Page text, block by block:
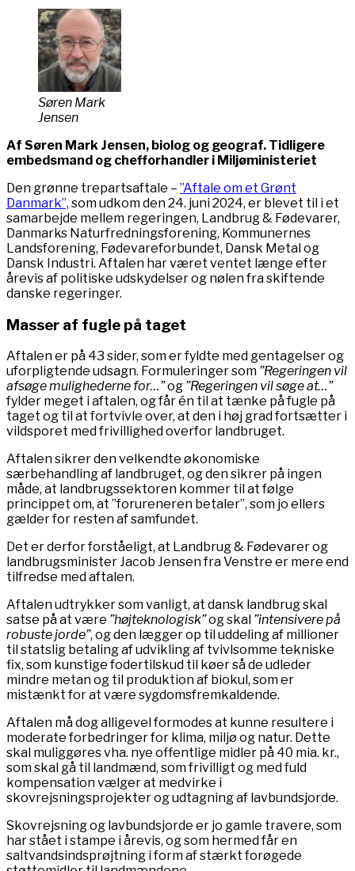
Søren Mark
Jensen
Af Søren Mark Jensen, biolog og geograf. Tidligere
embedsmand og chefforhandler i Miljøministeriet
Den grønne trepartsaftale – ”Aftale om et Grønt
Danmark”, som udkom den 24. juni 2024, er blevet til i et
samarbejde mellem regeringen, Landbrug & Fødevarer,
Danmarks Naturfredningsforening, Kommunernes
Landsforening, Fødevareforbundet, Dansk Metal og
Dansk Industri. Aftalen har været ventet længe efter
årevis af politiske udskydelser og nølen fra skiftende
danske regeringer.
Masser af fugle på taget
Aftalen er på 43 sider, som er fyldte med gentagelser og
uforpligtende udsagn. Formuleringer som ”Regeringen vil
afsøge mulighederne for…”og ”Regeringen vil søge at…”
fylder meget i aftalen, og får én til at tænke på fugle på
taget og til at fortvivle over, at den i høj grad fortsætter i
vildsporet med frivillighed overfor landbruget.
Aftalen sikrer den velkendte økonomiske
særbehandling af landbruget, og den sikrer på ingen
måde, at landbrugssektoren kommer til at følge
princippet om, at ”forureneren betaler”, som jo ellers
gælder for resten af samfundet.
Det er derfor forståeligt, at Landbrug & Fødevarer og
landbrugsminister Jacob Jensen fra Venstre er mere end
tilfredse med aftalen.
Aftalen udtrykker som vanligt, at dansk landbrug skal
satse på at være ”højteknologisk”og skal ”intensivere på
robuste jorde”, og den lægger op til uddeling af millioner
til statslig betaling af udvikling af tvivlsomme tekniske
fix, som kunstige fodertilskud til køer så de udleder
mindre metan og til produktion af biokul, som er
mistænkt for at være sygdomsfremkaldende.
Aftalen må dog alligevel formodes at kunne resultere i
moderate forbedringer for klima, miljø og natur. Dette
skal muliggøres vha. nye offentlige midler på 40 mia. kr.,
som skal gå til landmænd, som frivilligt og med fuld
kompensation vælger at medvirke i
skovrejsningsprojekter og udtagning af lavbundsjorde.
Skovrejsning og lavbundsjorde er jo gamle travere, som
har stået i stampe i årevis, og som hermed får en
saltvandsindsprøjtning i form af stærkt forøgede